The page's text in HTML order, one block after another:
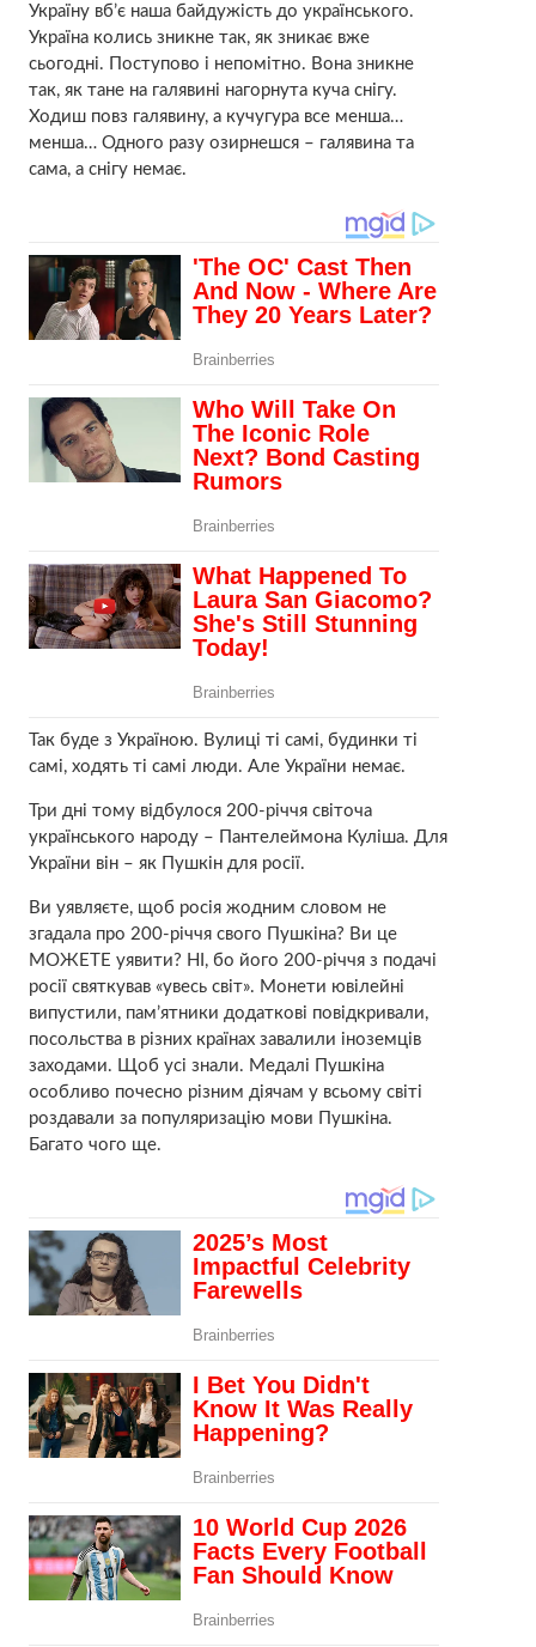
Україну вб’є наша байдужість до українського.
Україна колись зникне так, як зникає вже
сьогодні. Поступово і непомітно. Вона зникне
так, як тане на галявині нагорнута куча снігу.
Ходиш повз галявину, а кучугура все менша…
менша… Одного разу озирнешся – галявина та
сама, а снігу немає.
Так буде з Україною. Вулиці ті самі, будинки ті
самі, ходять ті самі люди. Але України немає.
Три дні тому відбулося 200-річчя світоча
українського народу – Пантелеймона Куліша. Для
України він – як Пушкін для росії.
Ви уявляєте, щоб росія жодним словом не
згадала про 200-річчя свого Пушкіна? Ви це
МОЖЕТЕ уявити? НІ, бо його 200-річчя з подачі
росії святкував «увесь світ». Монети ювілейні
випустили, пам’ятники додаткові повідкривали,
посольства в різних країнах завалили іноземців
заходами. Щоб усі знали. Медалі Пушкіна
особливо почесно різним діячам у всьому світі
роздавали за популяризацію мови Пушкіна.
Багато чого ще.